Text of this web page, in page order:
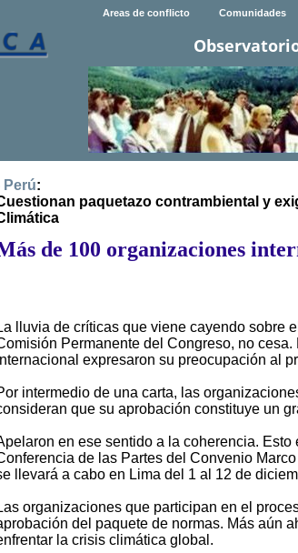
Areas de conflicto Comunidades
Perú:
paquetazo contrambiental y
de 100 organizaciones
lluvia de críticas que viene cayendo sobre
Permanente del Congreso, no
expresaron su preocupación al
intermedio de una carta, las
que su aprobación constituye un
en ese sentido a la coherencia.
de las Partes del Convenio
llevará a cabo en Lima del 1 al 12 de
organizaciones que participan en el
del paquete de normas. Más aún
la crisis climática global.